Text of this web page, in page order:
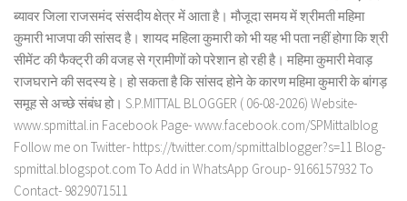
ब्यावर जिला राजसमंद संसदीय क्षेत्र में आता है। मौजूदा समय में श्रीमती महिमा
कुमारी भाजपा की सांसद है। शायद महिला कुमारी को भी यह भी पता नहीं होगा कि श्री
सीमेंट की फैक्ट्री की वजह से ग्रामीणों को परेशान हो रही है। महिमा कुमारी मेवाड़
राजघराने की सदस्य हे। हो सकता है कि सांसद होने के कारण महिमा कुमारी के बांगड़
समूह से अच्छे संबंध हो। S.P.MITTAL BLOGGER ( 06-08-2026) Website-
www.spmittal.in Facebook Page- www.facebook.com/SPMittalblog
Follow me on Twitter- https://twitter.com/spmittalblogger?s=11 Blog-
spmittal.blogspot.com To Add in WhatsApp Group- 9166157932 To
Contact- 9829071511